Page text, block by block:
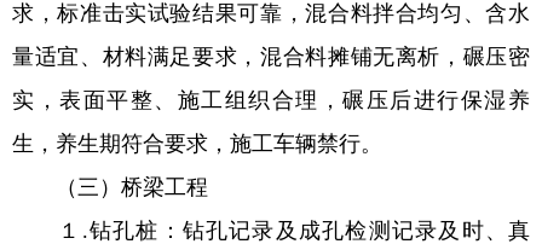
求，标准击实试验结果可靠，混合料拌合均匀、含水
量适宜、材料满足要求，混合料摊铺无离析，碾压密
实，表面平整、施工组织合理，碾压后进行保湿养
生，养生期符合要求，施工车辆禁行。
（三）桥梁工程
１.钻孔桩：钻孔记录及成孔检测记录及时、真